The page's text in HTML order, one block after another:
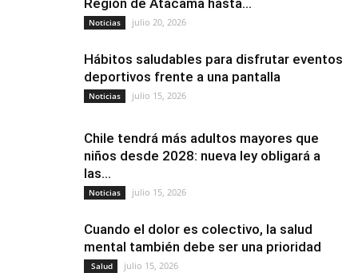
Región de Atacama hasta...
Noticias julio 20, 2026
Hábitos saludables para disfrutar eventos
deportivos frente a una pantalla
Noticias julio 15, 2026
Chile tendrá más adultos mayores que
niños desde 2028: nueva ley obligará a
las...
Noticias julio 15, 2026
Cuando el dolor es colectivo, la salud
mental también debe ser una prioridad
Salud julio 15, 2026